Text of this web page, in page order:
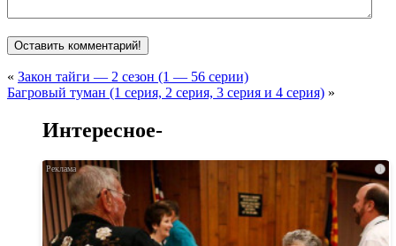
« Закон тайги — 2 сезон (1 — 56 серии)
Багровый туман (1 серия, 2 серия, 3 серия и 4 серия) »
Интересное-
i